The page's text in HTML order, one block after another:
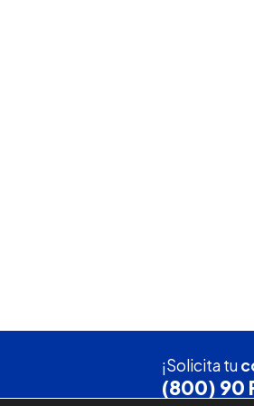
¡Solicita tu
(800) 90